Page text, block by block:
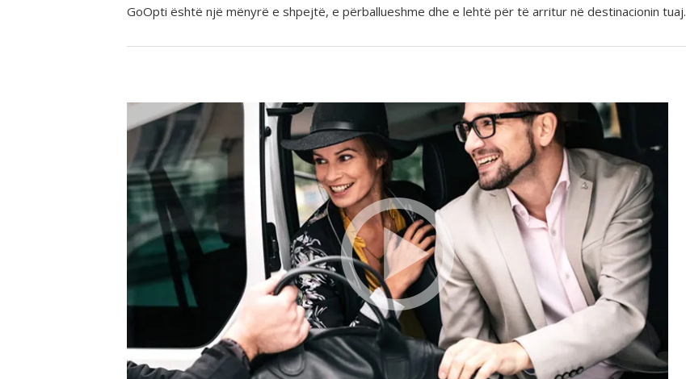
GoOpti është një mënyrë e shpejtë, e përballueshme dhe e lehtë për të arritur në destinacionin tuaj.